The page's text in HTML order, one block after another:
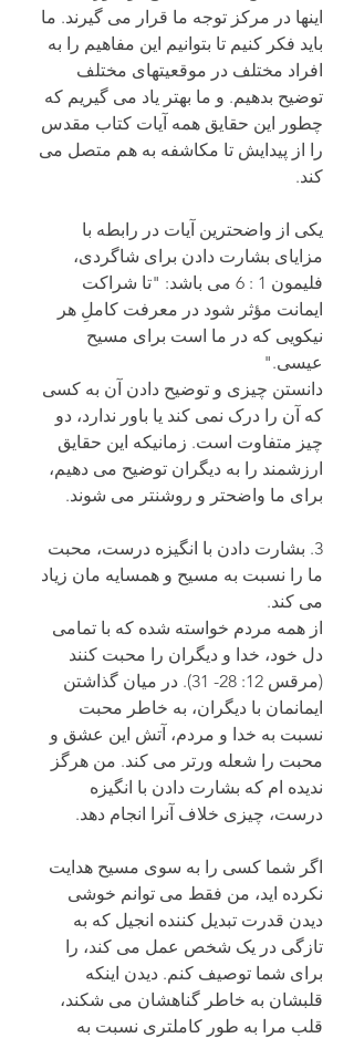
اینها در مرکز توجه ما قرار می گیرند. ما
باید فکر کنیم تا بتوانیم این مفاهیم را به
افراد مختلف در موقعیتهای مختلف
توضیح بدهیم. و ما بهتر یاد می گیریم که
چطور این حقایق همه آیات کتاب مقدس
را از پیدایش تا مکاشفه به هم متصل می
کند.
یکی از واضحترین آیات در رابطه با
مزایای بشارت دادن برای شاگردی،
فلیمون 1 : 6 می باشد: "تا شراکت
ایمانت مؤثر شود در معرفت کاملِ هر
نیکویی که در ما است برای مسیح
عیسی."
دانستن چیزی و توضیح دادن آن به کسی
که آن را درک نمی کند یا باور ندارد، دو
چیز متفاوت است. زمانیکه این حقایق
ارزشمند را به دیگران توضیح می دهیم،
برای ما واضحتر و روشنتر می شوند.
3. بشارت دادن با انگیزه درست، محبت
ما را نسبت به مسیح و همسایه مان زیاد
می کند.
از همه مردم خواسته شده که با تمامی
دل خود، خدا و دیگران را محبت کنند
(مرقس 12: 28- 31). در میان گذاشتن
ایمانمان با دیگران، به خاطر محبت
نسبت به خدا و مردم، آتش این عشق و
محبت را شعله ورتر می کند. من هرگز
ندیده ام که بشارت دادن با انگیزه
درست، چیزی خلاف آنرا انجام دهد.
اگر شما کسی را به سوی مسیح هدایت
نکرده اید، من فقط می توانم خوشی
دیدن قدرت تبدیل کننده انجیل که به
تازگی در یک شخص عمل می کند، را
برای شما توصیف کنم. دیدن اینکه
قلبشان به خاطر گناهشان می شکند،
قلب مرا به طور کاملتری نسبت به